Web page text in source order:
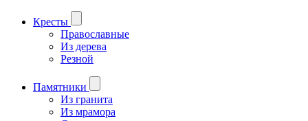
Кресты
Православные
Из дерева
Резной
Памятники
Из гранита
Из мрамора